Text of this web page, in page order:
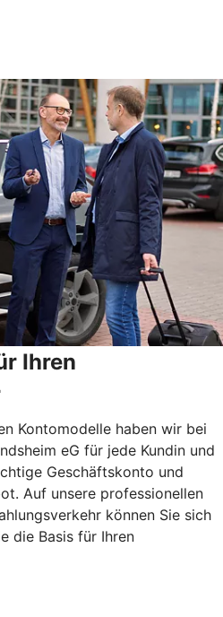
Ihren
Kontomodelle haben wir bei
eG für jede Kundin und
Geschäftskonto und
Auf unsere professionellen
können Sie sich
die Basis für Ihren